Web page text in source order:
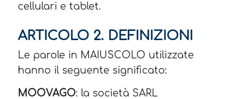
cellulari e tablet.
ARTICOLO 2. DEFINIZIONI
Le parole in MAIUSCOLO utilizzate
hanno il seguente significato:
MOOVAGO: la società SARL